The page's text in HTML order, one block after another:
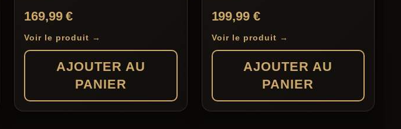
169,99€
Voir le produit →
AJOUTER AU
PANIER
199,99 €
Voir le produit →
AJOUTER AU
PANIER